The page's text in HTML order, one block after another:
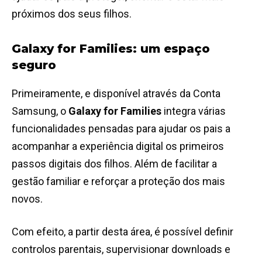
próximos dos seus filhos.
Galaxy for Families: um espaço
seguro
Primeiramente, e disponível através da Conta
Samsung, o Galaxy for Families integra várias
funcionalidades pensadas para ajudar os pais a
acompanhar a experiência digital os primeiros
passos digitais dos filhos. Além de facilitar a
gestão familiar e reforçar a proteção dos mais
novos.
Com efeito, a partir desta área, é possível definir
controlos parentais, supervisionar downloads e